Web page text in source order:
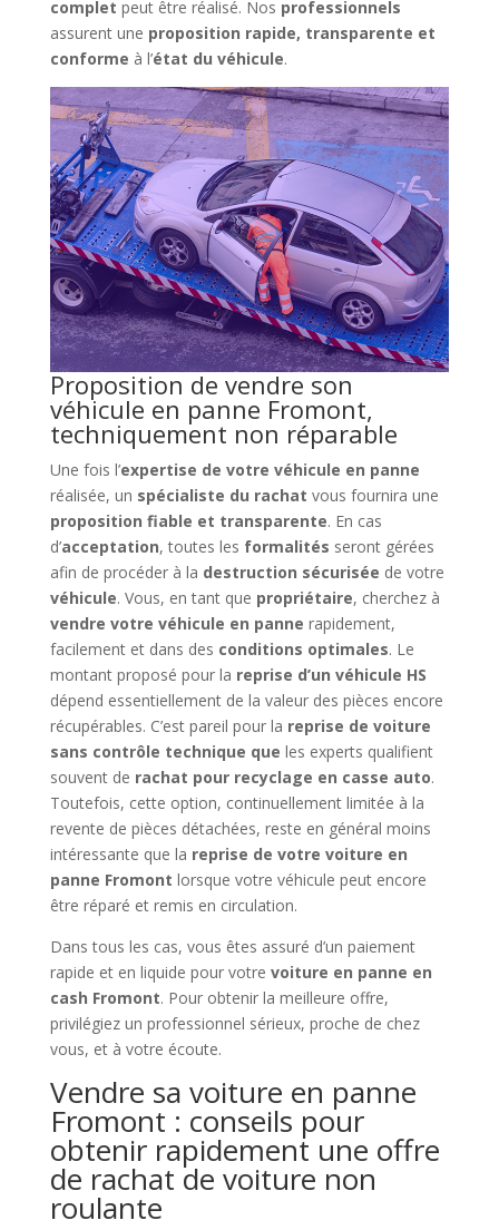
complet peut être réalisé. Nos professionnels
assurent une proposition rapide, transparente et
conforme à l’état du véhicule.
Proposition de vendre son
véhicule en panne Fromont,
techniquement non réparable
Une fois l’expertise de votre véhicule en panne
réalisée, un spécialiste du rachat vous fournira une
proposition fiable et transparente. En cas
d’acceptation, toutes les formalités seront gérées
afin de procéder à la destruction sécurisée de votre
véhicule. Vous, en tant que propriétaire, cherchez à
vendre votre véhicule en panne rapidement,
facilement et dans des conditions optimales. Le
montant proposé pour la reprise d’un véhicule HS
dépend essentiellement de la valeur des pièces encore
récupérables. C’est pareil pour la reprise de voiture
sans contrôle technique que les experts qualifient
souvent de rachat pour recyclage en casse auto.
Toutefois, cette option, continuellement limitée à la
revente de pièces détachées, reste en général moins
intéressante que la reprise de votre voiture en
panne Fromont lorsque votre véhicule peut encore
être réparé et remis en circulation.
Dans tous les cas, vous êtes assuré d’un paiement
rapide et en liquide pour votre voiture en panne en
cash Fromont. Pour obtenir la meilleure offre,
privilégiez un professionnel sérieux, proche de chez
vous, et à votre écoute.
Vendre sa voiture en panne
Fromont : conseils pour
obtenir rapidement une offre
de rachat de voiture non
roulante